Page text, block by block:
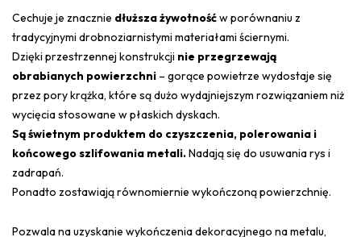
Cechuje je znacznie dłuższa żywotnośćw porównaniu z
tradycyjnymi drobnoziarnistymi materiałami ściernymi.
Dzięki przestrzennej konstrukcji nie przegrzewają
obrabianych powierzchni – gorące powietrze wydostaje się
przez pory krążka, które są dużo wydajniejszym rozwiązaniem niż
wycięcia stosowane w płaskich dyskach.
Są świetnym produktem do czyszczenia, polerowania i
końcowego szlifowania metali.Nadają się do usuwania rys i
zadrapań.
Ponadto zostawiają równomiernie wykończoną powierzchnię.
Pozwala na uzyskanie wykończenia dekoracyjnego na metalu,